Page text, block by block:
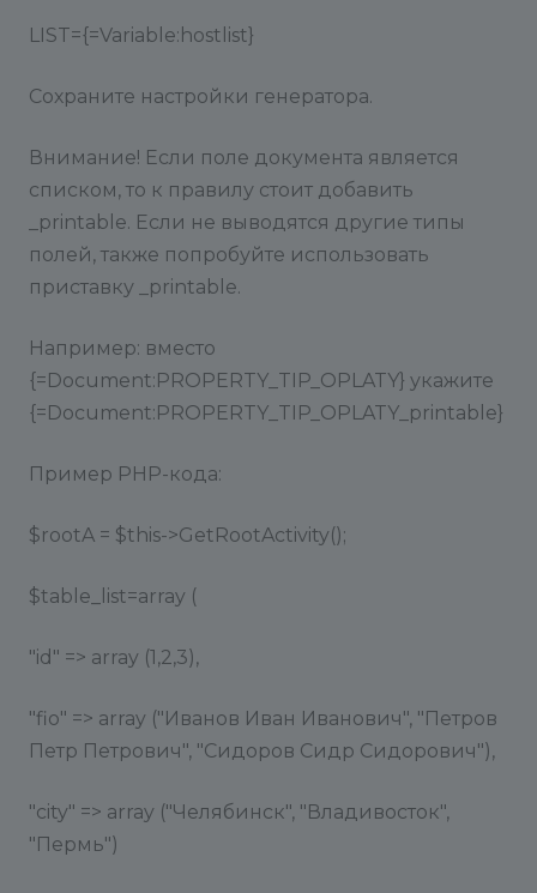
LIST={=Variable:hostlist}
Сохраните настройки генератора.
Внимание! Если поле документа является
списком, то к правилу стоит добавить
_printable. Если не выводятся другие типы
полей, также попробуйте использовать
приставку _printable.
Например: вместо
{=Document:PROPERTY_TIP_OPLATY} укажите
{=Document:PROPERTY_TIP_OPLATY_printable}
Пример PHP-кода:
$rootA = $this->GetRootActivity();
$table_list=array (
"id" => array (1,2,3),
"fio" => array ("Иванов Иван Иванович", "Петров
Петр Петрович", "Сидоров Сидр Сидорович"),
"city" => array ("Челябинск", "Владивосток",
"Пермь")